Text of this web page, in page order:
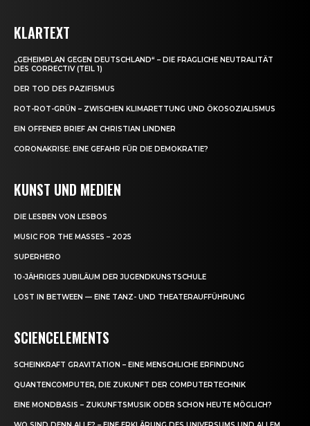
KLARTEXT
„GEHEIMPLAN GEGEN DEUTSCHLAND“ – DIE FRAGLICHE NEUTRALITÄT
DES CORRECTIV (TEIL 1)
DER TOD DES PAZIFISMUS
ROT-ROT-GRÜN – ZWISCHEN KLIMARETTUNG UND ÖKOSOZIALISMUS
EIN OFFENER BRIEF AN CHRISTIAN LINDNER
CORONAKRISE: EINE GEFAHR FÜR DIE DEMOKRATIE?
KUNST UND MEDIEN
DIE LESBEN VON LESBOS
MUSIC FOR THE MASSES – 2025
SUPERHERO
10-JÄHRIGES JUBILÄUM DER JUGENDKUNSTSCHULE
LOST IN BETWEEN — EINE TANZ- UND THEATERAUFFÜHRUNG
SCIENCELEMENTS
SCHEINKRAFT GRAVITATION – EINE MENSCHLICHE ERFINDUNG
QUANTENCOMPUTER, DIE ZUKUNFT DER COMPUTERTECHNIK
EINE MONDBASIS – ZUKUNFTSMUSIK ODER SCHON HEUTE MÖGLICH?